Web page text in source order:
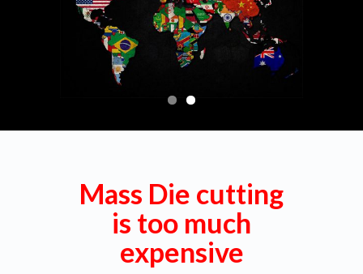
Mass Die cutting
is too much
expensive